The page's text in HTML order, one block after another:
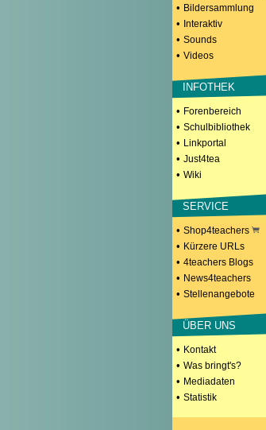
• Bildersammlung
• Interaktiv
• Sounds
• Videos
INFOTHEK
• Forenbereich
• Schulbibliothek
• Linkportal
• Just4tea
• Wiki
SERVICE
• Shop4teachers
• Kürzere URLs
• 4teachers Blogs
• News4teachers
• Stellenangebote
ÜBER UNS
• Kontakt
• Was bringt's?
• Mediadaten
• Statistik